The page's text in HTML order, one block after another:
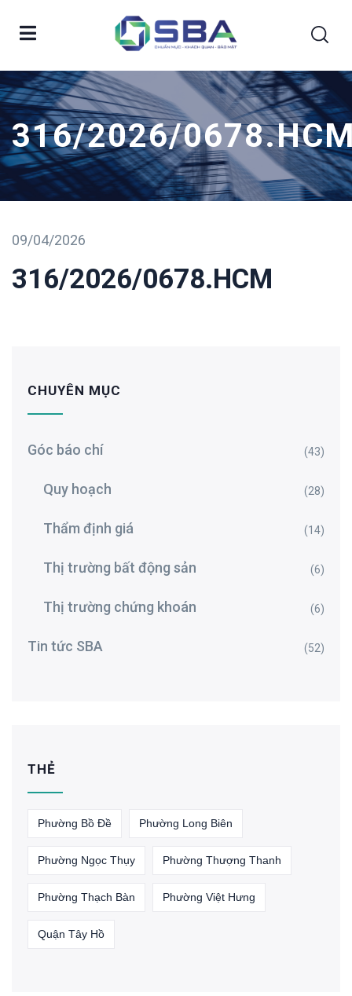
316/2026/
09/04/2026
316/2026/0678.HCM
CHUYÊN MỤC
Góc báo chí (43)
Quy hoạch (28)
Thẩm định giá (14)
Thị trường bất động sản (6)
Thị trường chứng khoán (6)
Tin tức SBA (52)
THẺ
Phường Bồ Đề Phường Long Biên
Phường Ngọc Thụy Phường Thượng Thanh
Phường Thạch Bàn Phường Việt Hưng
Quận Tây Hồ